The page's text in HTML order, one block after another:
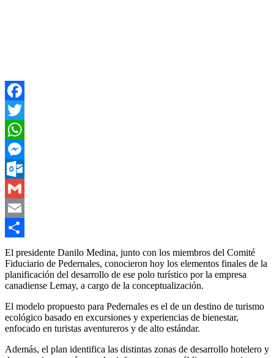
Facebook
Twitter
WhatsApp
Messenger
Outlook.com
Gmail
Email
Compartir
El presidente Danilo Medina, junto con los miembros del Comité
Fiduciario de Pedernales, conocieron hoy los elementos finales de la
planificación del desarrollo de ese polo turístico por la empresa
canadiense Lemay, a cargo de la conceptualización.
El modelo propuesto para Pedernales es el de un destino de turismo
ecológico basado en excursiones y experiencias de bienestar,
enfocado en turistas aventureros y de alto estándar.
Además, el plan identifica las distintas zonas de desarrollo hotelero y